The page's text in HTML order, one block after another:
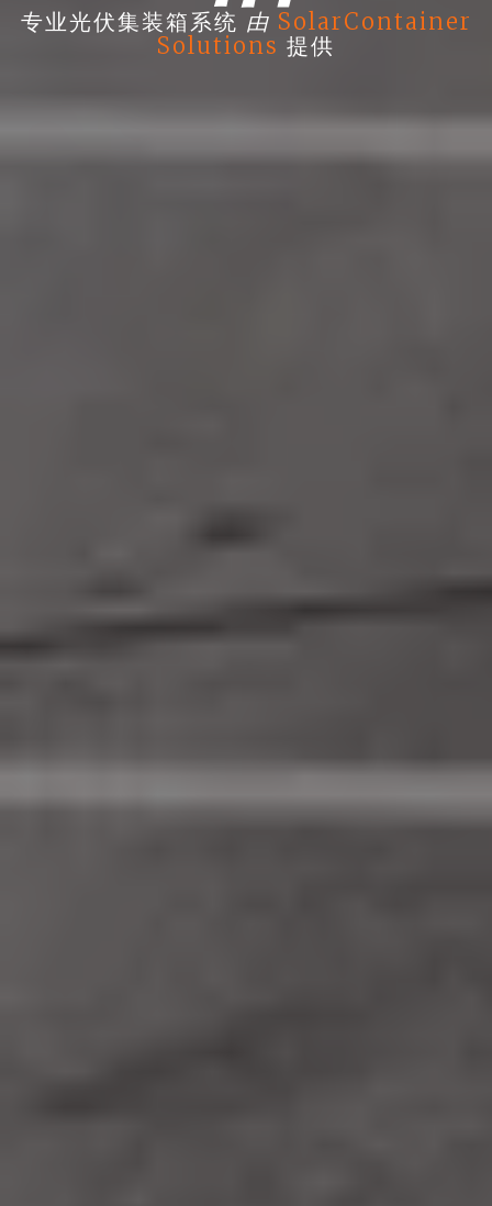
专业光伏集装箱系统 由 SolarContainer
Solutions 提供